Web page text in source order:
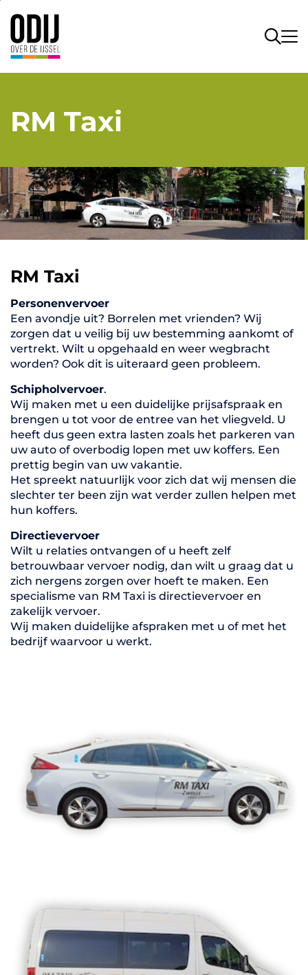
RM Taxi
RM Taxi
Personenvervoer
Een avondje uit? Borrelen met vrienden? Wij
zorgen dat u veilig bij uw bestemming aankomt of
vertrekt. Wilt u opgehaald en weer wegbracht
worden? Ook dit is uiteraard geen probleem.
Schipholvervoer.
Wij maken met u een duidelijke prijsafspraak en
brengen u tot voor de entree van het vliegveld. U
heeft dus geen extra lasten zoals het parkeren van
uw auto of overbodig lopen met uw koffers. Een
prettig begin van uw vakantie.
Het spreekt natuurlijk voor zich dat wij mensen die
slechter ter been zijn wat verder zullen helpen met
hun koffers.
Directievervoer
Wilt u relaties ontvangen of u heeft zelf
betrouwbaar vervoer nodig, dan wilt u graag dat u
zich nergens zorgen over hoeft te maken. Een
specialisme van RM Taxi is directievervoer en
zakelijk vervoer.
Wij maken duidelijke afspraken met u of met het
bedrijf waarvoor u werkt.